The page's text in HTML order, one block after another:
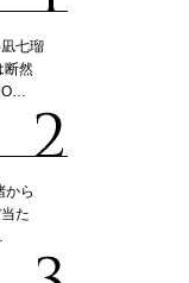
七瑠
断然
O…
から
た